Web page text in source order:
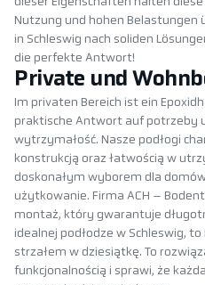
Nutzung und hohen Belastungen
in Schleswig nach soliden
die perfekte Antwort!
Private und
Im privaten Bereich ist ein
praktische Antwort auf potrzeby
wytrzymałość. Nasze podłogi
konstrukcją oraz łatwością w
doskonałym wyborem dla
użytkowanie. Firma ACH –
montaż, który gwarantuje
idealnej podłodze w Schleswig,
strzałem w dziesiątkę. To
funkcjonalnością i sprawi, że